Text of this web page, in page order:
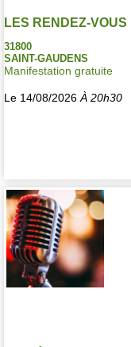
LES RENDEZ-
31800
SAINT-GAUDENS
Manifestation gratuite
Le 14/08/2026 À 20h30